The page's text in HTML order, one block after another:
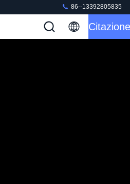
86--13392805835
Citazione